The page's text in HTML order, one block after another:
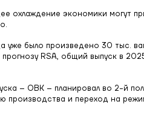
охлаждение экономики могут
уже было произведено 30 тыс.
RSA, общий выпуск в
– ОВК – планировал во 2-й
производства и переход на